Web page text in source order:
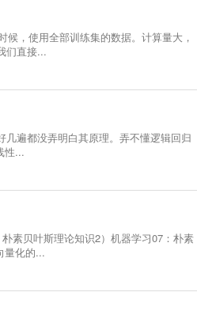
，使用全部训练集的数据。计算量大，
们直接...
几遍都没弄明白其原理。弄不懂逻辑回归
性...
素贝叶斯理论知识2）机器学习07：朴素
量化的...